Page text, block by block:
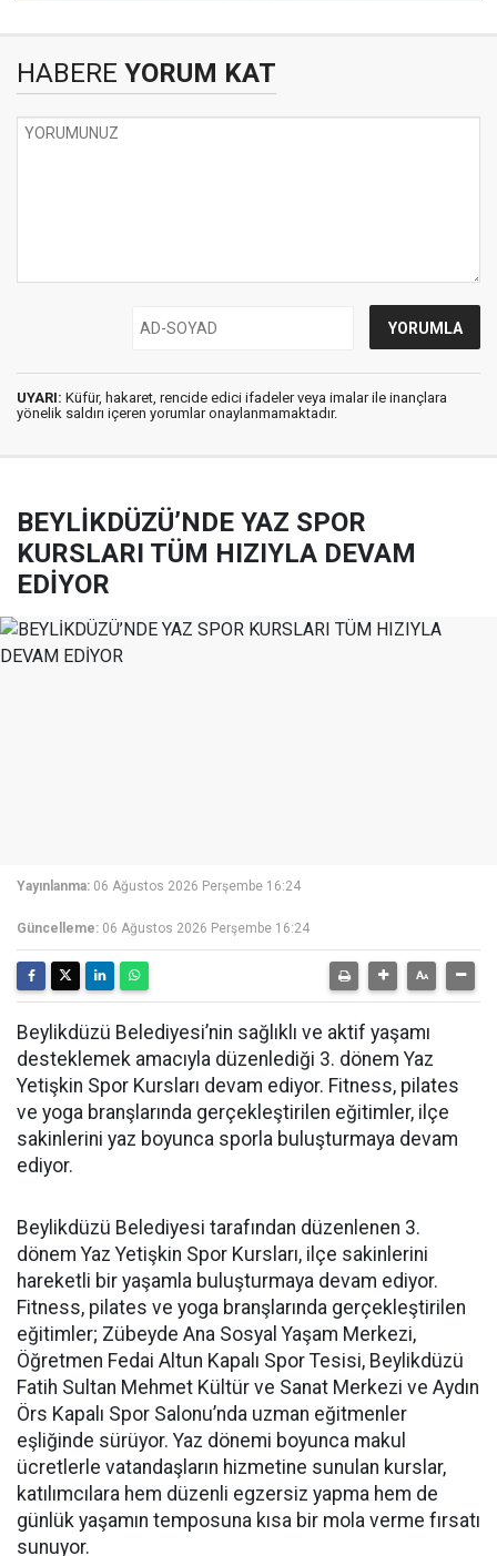
HABERE YORUM KAT
UYARI: Küfür, hakaret, rencide edici ifadeler veya imalar ile inançlara
yönelik saldırı içeren yorumlar onaylanmamaktadır.
BEYLİKDÜZÜ’NDE YAZ SPOR
KURSLARI TÜM HIZIYLA DEVAM
EDİYOR
Yayınlanma: 06 Ağustos 2026 Perşembe 16:24
Güncelleme: 06 Ağustos 2026 Perşembe 16:24
Beylikdüzü Belediyesi’nin sağlıklı ve aktif yaşamı
desteklemek amacıyla düzenlediği 3. dönem Yaz
Yetişkin Spor Kursları devam ediyor. Fitness, pilates
ve yoga branşlarında gerçekleştirilen eğitimler, ilçe
sakinlerini yaz boyunca sporla buluşturmaya devam
ediyor.
Beylikdüzü Belediyesi tarafından düzenlenen 3.
dönem Yaz Yetişkin Spor Kursları, ilçe sakinlerini
hareketli bir yaşamla buluşturmaya devam ediyor.
Fitness, pilates ve yoga branşlarında gerçekleştirilen
eğitimler; Zübeyde Ana Sosyal Yaşam Merkezi,
Öğretmen Fedai Altun Kapalı Spor Tesisi, Beylikdüzü
Fatih Sultan Mehmet Kültür ve Sanat Merkezi ve Aydın
Örs Kapalı Spor Salonu’nda uzman eğitmenler
eşliğinde sürüyor. Yaz dönemi boyunca makul
ücretlerle vatandaşların hizmetine sunulan kurslar,
katılımcılara hem düzenli egzersiz yapma hem de
günlük yaşamın temposuna kısa bir mola verme fırsatı
sunuyor.